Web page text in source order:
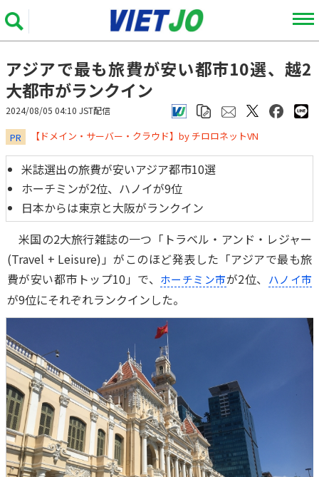
アジアで最も旅費が安い都市10選、越2
大都市がランクイン
2024/08/05 04:10 JST配信
PR ​​​​​​​【ドメイン・サーバー・クラウド】by チロロネットVN
米誌選出の旅費が安いアジア都市10選
ホーチミンが2位、ハノイが9位
日本からは東京と大阪がランクイン
米国の2大旅行雑誌の一つ「トラベル・アンド・レジャー
(Travel + Leisure)」がこのほど発表した「アジアで最も旅
費が安い都市トップ10」で、 ホーチミン市が2位、 ハノイ市
が9位にそれぞれランクインした。